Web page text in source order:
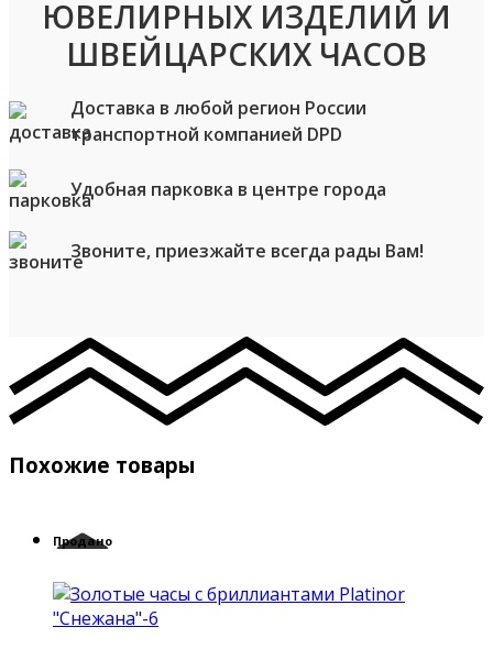
ЮВЕЛИРНЫХ ИЗДЕЛИЙ И
ШВЕЙЦАРСКИХ ЧАСОВ
Доставка в любой регион России
транспортной компанией DPD
Удобная парковка в центре города
Звоните, приезжайте всегда рады Вам!
Похожие товары
Продано